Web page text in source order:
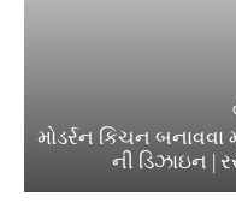
મોડર્રન કિચન બનાવવા
ની ડિઝાઇન |